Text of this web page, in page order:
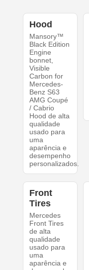
Hood
Mansory™
Black Edition
Engine
bonnet,
Visible
Carbon for
Mercedes-
Benz S63
AMG Coupé
/ Cabrio
Hood de alta
qualidade
usado para
uma
aparência e
desempenho
personalizados.
Front
Tires
Mercedes
Front Tires
de alta
qualidade
usado para
uma
aparência e